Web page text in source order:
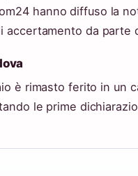
hanno diffuso la
accertamento da parte
è rimasto ferito in un
le prime